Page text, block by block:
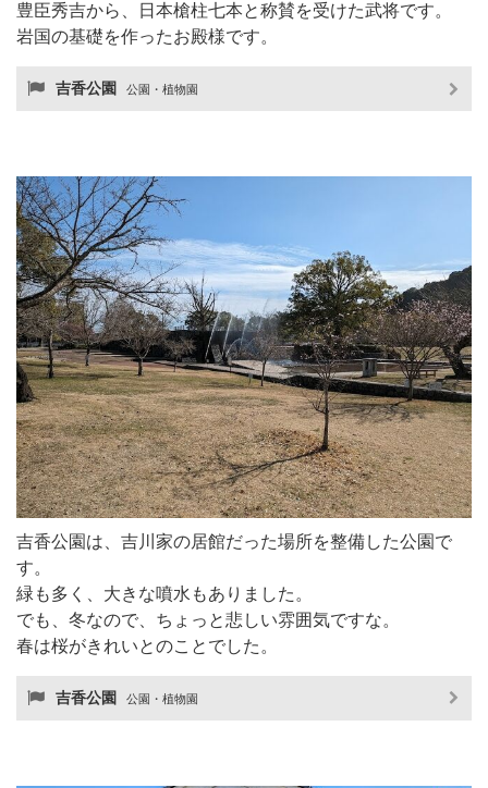
豊臣秀吉から、日本槍柱七本と称賛を受けた武将です。
岩国の基礎を作ったお殿様です。
吉香公園 公園・植物園
吉香公園は、吉川家の居館だった場所を整備した公園で
す。
緑も多く、大きな噴水もありました。
でも、冬なので、ちょっと悲しい雰囲気ですな。
春は桜がきれいとのことでした。
吉香公園 公園・植物園